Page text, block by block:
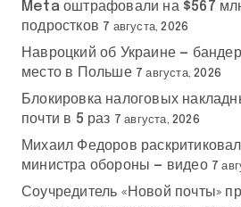
Meta оштрафовали на $567
подростков 7 августа, 2026
Навроцкий об Украине —
место в Польше 7 августа, 2026
Блокировка налоговых
почти в 5 раз 7 августа, 2026
Михаил Федоров раскритиковал
министра обороны — видео 7
Соучредитель «Новой почты»